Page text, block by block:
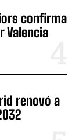
confirma
Valencia
renovó a